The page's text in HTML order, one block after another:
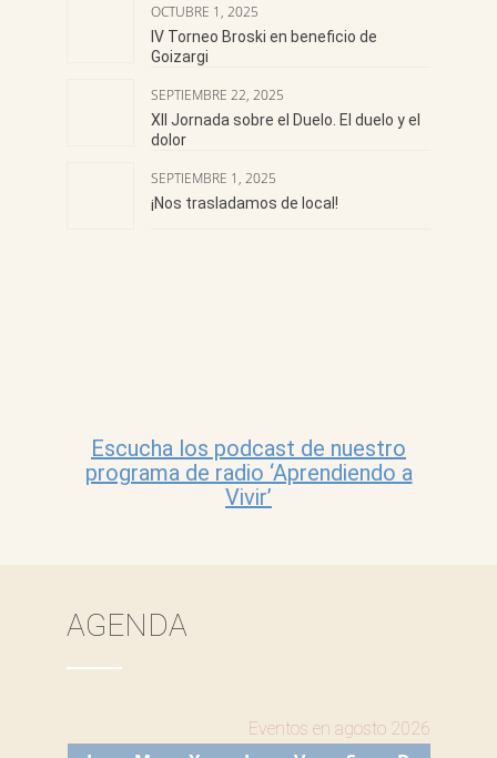
OCTUBRE 1, 2025
IV Torneo Broski en beneficio de
Goizargi
SEPTIEMBRE 22, 2025
XII Jornada sobre el Duelo. El duelo y el
dolor
SEPTIEMBRE 1, 2025
¡Nos trasladamos de local!
Escucha los podcast de nuestro
programa de radio ‘Aprendiendo a
Vivir’
AGENDA
Eventos en agosto 2026